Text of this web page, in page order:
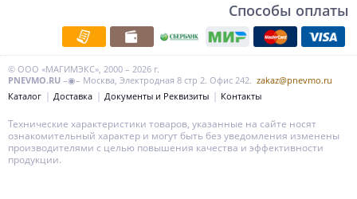
Способы оплаты
© ООО «МАГИМЭКС», 2000 – 2026 г.
PNEVMO.RU –◉– Москва, Электродная 8 стр 2. Офис 242. zakaz@pnevmo.ru
Каталог
Доставка Документы и Реквизиты Контакты
Технические характеристики товаров, указанные на сайте носят
ознакомительный характер и могут быть без уведомления изменены
производителями с целью повышения качества и эффективности
продукции.